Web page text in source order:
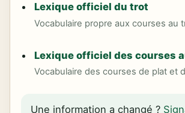
Lexique officiel du trot
Vocabulaire propre aux courses au
Lexique officiel des courses
Vocabulaire des courses de plat et
Une information a changé ?